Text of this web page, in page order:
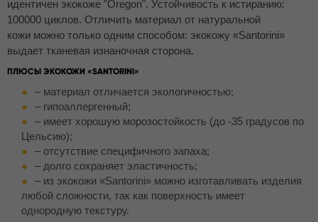
идентичен экокоже "Oregon". Устойчивость к истиранию:
100000 циклов. Отличить материал от натуральной
кожи можно только одним способом: экокожу «Santorini»
выдает тканевая изнаночная сторона.
ПЛЮСЫ ЭКОКОЖИ «SANTORINI»
– материал отличается экологичностью;
– гипоаллергенный;
– имеет хорошую морозостойкость (до -35 градусов по
Цельсию);
– отсутствие специфичного запаха;
– долго сохраняет эластичность;
– из экокожи «Santorini» можно изготавливать изделия
любой сложности, так как поверхность имеет
однородную текстуру.